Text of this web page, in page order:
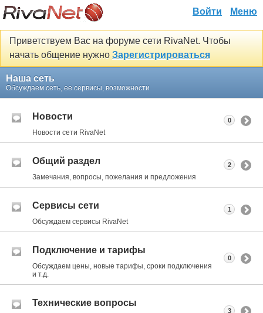
Войти Меню
Приветствуем Вас на форуме сети RivaNet. Чтобы
начать общение нужно Зарегистрироваться
Наша сеть
Обсуждаем сеть, ее сервисы, возможности
Новости
Новости сети RivaNet
0
Общий раздел
Замечания, вопросы, пожелания и предложения
2
Сервисы сети
Обсуждаем сервисы RivaNet
1
Подключение и тарифы
Обсуждаем цены, новые тарифы, сроки подключения
и т.д.
0
Технические вопросы
3